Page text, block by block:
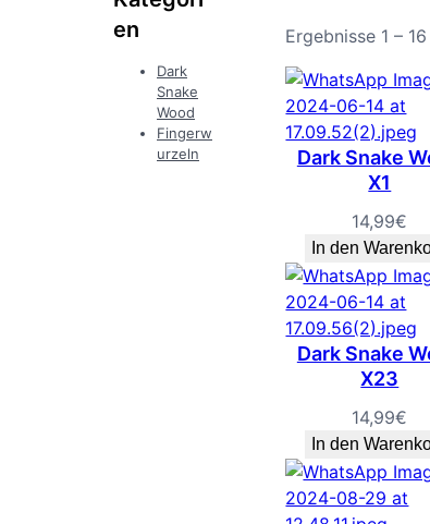
en
Dark
Snake
Wood
Fingerw
urzeln
Ergebnisse 1 –
Dark Snake
X1
14,99€
In den
Dark Snake
X23
14,99€
In den